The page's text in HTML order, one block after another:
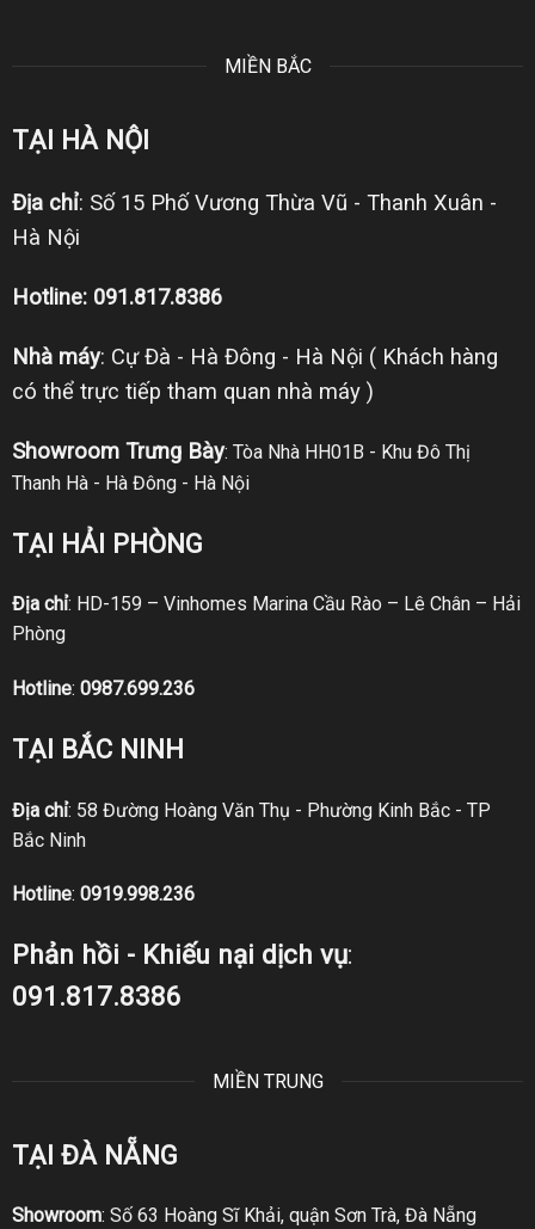
MIỀN BẮC
TẠI HÀ NỘI
Địa chỉ: Số 15 Phố Vương Thừa Vũ - Thanh Xuân -
Hà Nội
Hotline: 091.817.8386
Nhà máy: Cự Đà - Hà Đông - Hà Nội ( Khách hàng
có thể trực tiếp tham quan nhà máy )
Showroom Trưng Bày: Tòa Nhà HH01B - Khu Đô Thị
Thanh Hà - Hà Đông - Hà Nội
TẠI HẢI PHÒNG
Địa chỉ: HD-159 – Vinhomes Marina Cầu Rào – Lê Chân – Hải
Phòng
Hotline: 0987.699.236
TẠI BẮC NINH
Địa chỉ: 58 Đường Hoàng Văn Thụ - Phường Kinh Bắc - TP
Bắc Ninh
Hotline: 0919.998.236
Phản hồi - Khiếu nại dịch vụ:
091.817.8386
MIỀN TRUNG
TẠI ĐÀ NẴNG
Showroom: Số 63 Hoàng Sĩ Khải, quận Sơn Trà, Đà Nẵng